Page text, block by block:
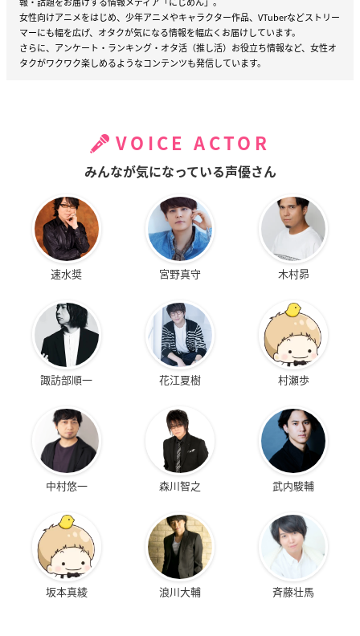
女性向けアニメをはじめ、少年アニメやキャラクター作品、VTuberなどストリー
マーにも幅を広げ、オタクが気になる情報を幅広くお届けしています。
さらに、アンケート・ランキング・オタ活（推し活）お役立ち情報など、女性オ
タクがワクワク楽しめるようなコンテンツも発信しています。
VOICE ACTOR
みんなが気になっている声優さん
速水奨 宮野真守 木村昴
諏訪部順一 花江夏樹 村瀬歩
中村悠一 森川智之 武内駿輔
坂本真綾 浪川大輔 斉藤壮馬